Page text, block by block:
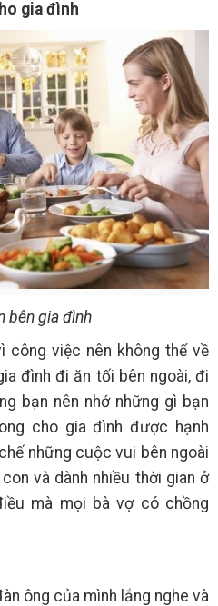
gia đình
bên gia đình
công việc nên không thể về
đình đi ăn tối bên ngoài, đi
bạn nên nhớ những gì bạn
cho gia đình được hạnh
những cuộc vui bên ngoài
và dành nhiều thời gian ở
mà mọi bà vợ có chồng
ông của mình lắng nghe và